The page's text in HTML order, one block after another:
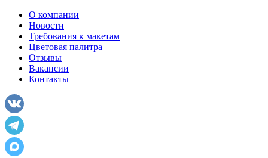
О компании
Новости
Требования к макетам
Цветовая палитра
Отзывы
Вакансии
Контакты